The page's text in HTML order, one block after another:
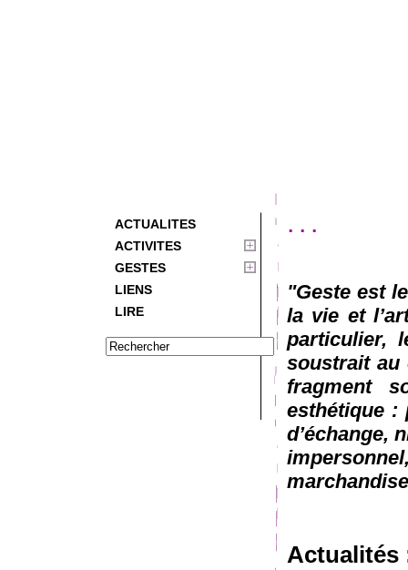
ACTUALITES
ACTIVITES
GESTES
LIENS
LIRE
...
"Geste est
la vie et
particulier,
soustrait au
fragment
esthétique :
d’échange,
Actualités